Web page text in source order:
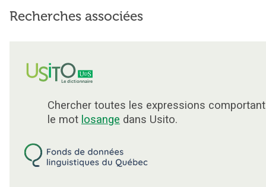
Recherches associées
Chercher toutes les expressions comportant
le mot losange dans Usito.